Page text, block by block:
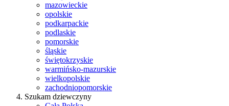
mazowieckie
opolskie
podkarpackie
podlaskie
pomorskie
śląskie
świętokrzyskie
warmińsko-mazurskie
wielkopolskie
zachodniopomorskie
Szukam dziewczyny